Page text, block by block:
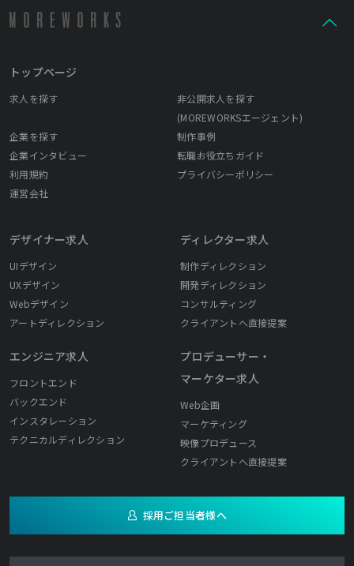
トップページ
求人を探す
非公開求人を探す
(MOREWORKSエージェント)
企業を探す
制作事例
企業インタビュー
転職お役立ちガイド
利用規約
プライバシーポリシー
運営会社
デザイナー求人
UIデザイン
UXデザイン
Webデザイン
アートディレクション
エンジニア求人
フロントエンド
バックエンド
インスタレーション
テクニカルディレクション
ディレクター求人
制作ディレクション
開発ディレクション
コンサルティング
クライアントへ直接提案
プロデューサー・
マーケター求人
Web企画
マーケティング
映像プロデュース
クライアントへ直接提案
採用ご担当者様へ